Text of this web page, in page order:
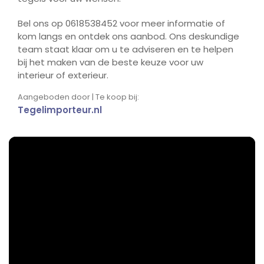
Bel ons op 0618538452 voor meer informatie of
kom langs en ontdek ons aanbod. Ons deskundige
team staat klaar om u te adviseren en te helpen
bij het maken van de beste keuze voor uw
interieur of exterieur.
Aangeboden door | Te koop bij:
Tegelimporteur.nl